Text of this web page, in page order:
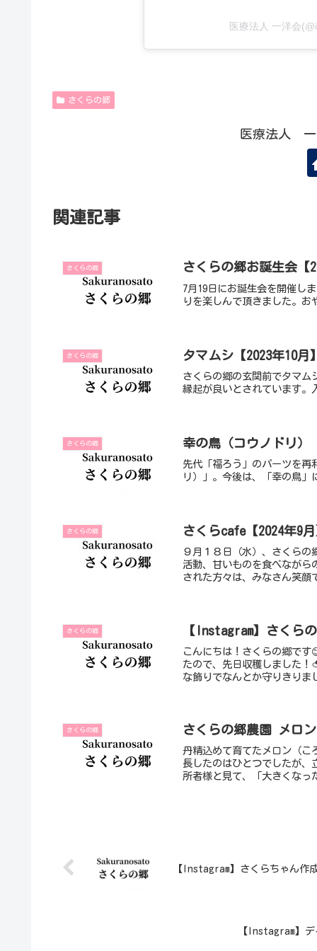
医療法人 一洋会
さくらの郷
医療法人 一
関連記事
さくらの郷 さくらの郷お誕生会【
7月19日にお誕生会を開催し
りを楽しんで頂きました。お
さくらの郷 タマムシ【2023年10月】
さくらの郷の玄関前でタマ
縁起が良いとされています
さくらの郷 幸の鳥（コウノドリ）
先代「福ろう」のパーツを再
リ）」。今後は、「幸の鳥」
さくらの郷 さくらcafe【2024年9月
９月１８日（水）、さくら
活動、甘いものを食べながら
された方々は、みなさん笑顔
さくらの郷 【Instagram】さくら
こんにちは！さくらの郷です
たので、先日収穫しました！
な飾りでなんとか守りきりま
さくらの郷 さくらの郷農園 メロン
丹精込めて育てたメロン（こ
長したのはひとつでしたが、
所者様と見て、「大きくなっ
【Instagram】さくらちゃん作
【Instagram】